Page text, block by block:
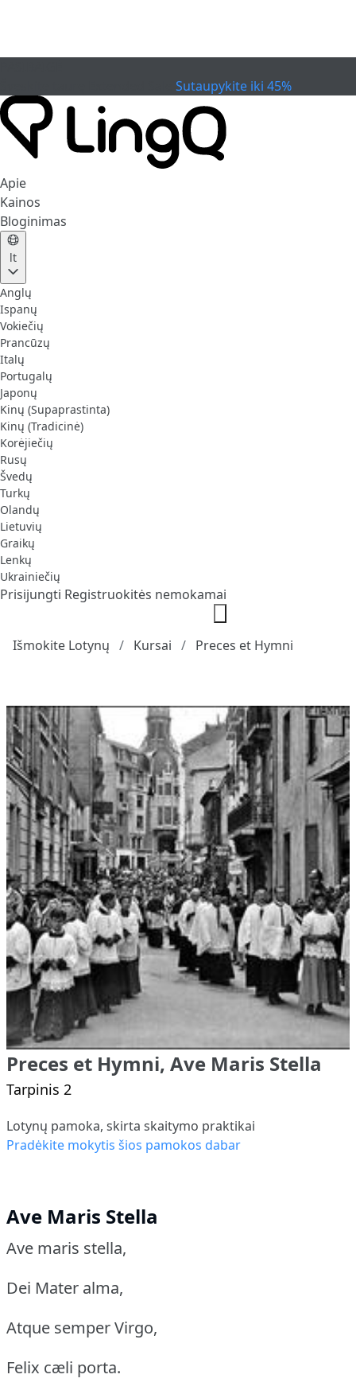
Sutaupykite iki 45%
Apie
Kainos
Bloginimas
lt
Anglų
Ispanų
Vokiečių
Prancūzų
Italų
Portugalų
Japonų
Kinų (Supaprastinta)
Kinų (Tradicinė)
Korėjiečių
Rusų
Švedų
Turkų
Olandų
Lietuvių
Graikų
Lenkų
Ukrainiečių
Prisijungti Registruokitės nemokamai
Išmokite Lotynų Kursai Preces et Hymni
Preces et Hymni, Ave Maris Stella
Tarpinis 2
Lotynų pamoka, skirta skaitymo praktikai
Pradėkite mokytis šios pamokos dabar
Ave Maris Stella
Ave maris stella,
Dei Mater alma,
Atque semper Virgo,
Felix cæli porta.